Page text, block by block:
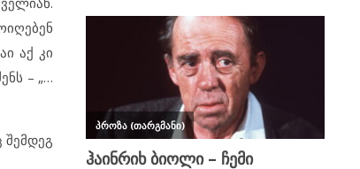
აქ კი
– „…
შემდეგ